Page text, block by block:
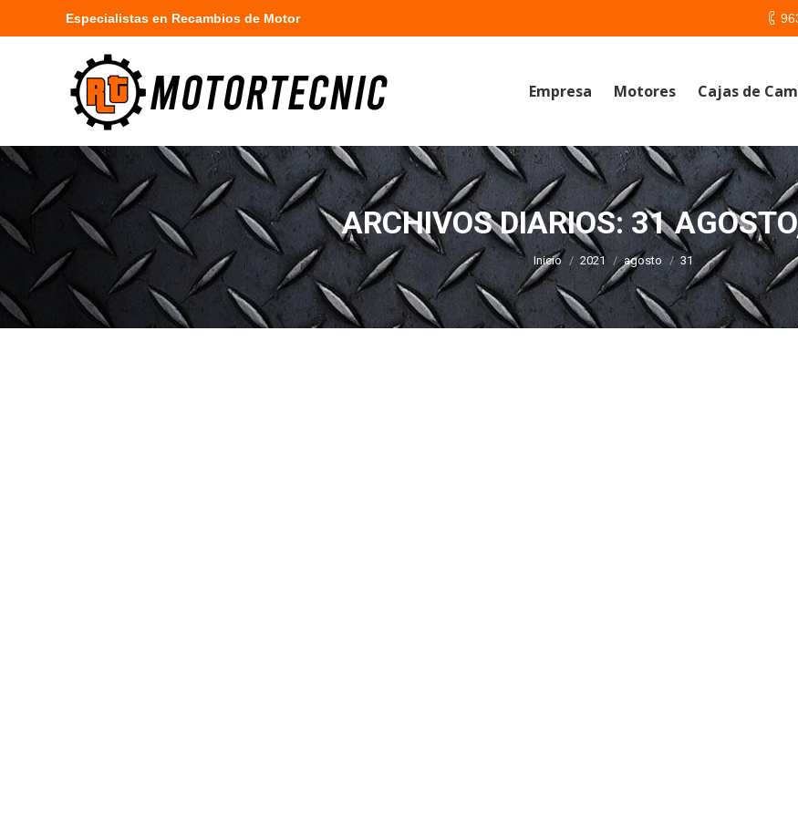
Especialistas en Recambios de Motor
Empresa Motores Cajas de
ARCHIVOS DIARIOS:31
Estás aquí:
Inicio 2021 agosto 31